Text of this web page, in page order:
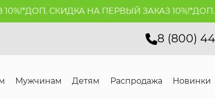
ДОП. СКИДКА НА ПЕРВЫЙ ЗАКАЗ 10%!*ДОП.
8 (800)
Мужчинам Детям Распродажа Новинки